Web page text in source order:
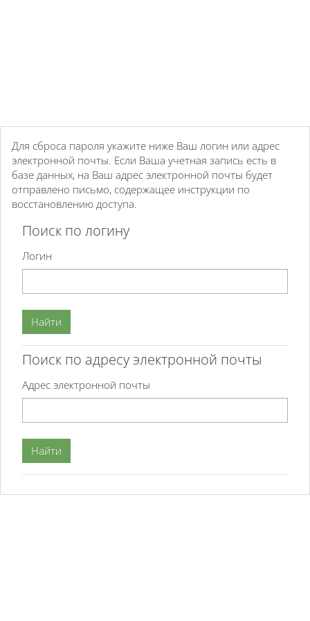
Для сброса пароля укажите ниже Ваш логин или адрес
электронной почты. Если Ваша учетная запись есть в
базе данных, на Ваш адрес электронной почты будет
отправлено письмо, содержащее инструкции по
восстановлению доступа.
Поиск по логину
Поиск по логину
Логин
Поиск по адресу электронной почты
Поиск по адресу электронной почты
Адрес электронной почты